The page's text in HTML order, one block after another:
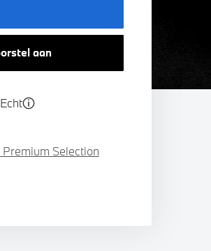
aan
Selection